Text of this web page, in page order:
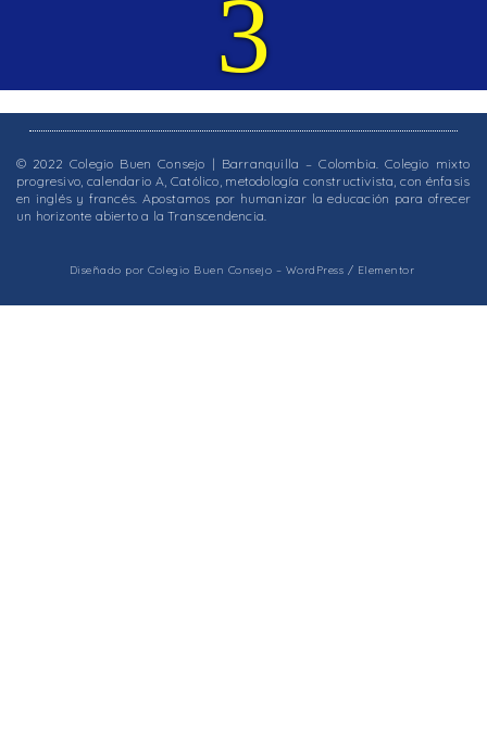
3
© 2022 Colegio Buen Consejo | Barranquilla – Colombia. Colegio mixto
progresivo, calendario A, Católico, metodología constructivista, con énfasis
en inglés y francés. Apostamos por humanizar la educación para ofrecer
un horizonte abierto a la Transcendencia.
Diseñado por Colegio Buen Consejo – WordPress / Elementor